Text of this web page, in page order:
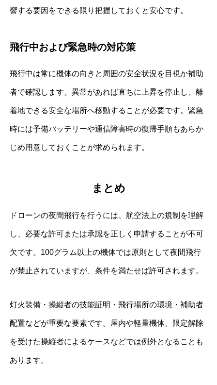
響する要因をできる限り把握しておくと安心です。
飛行中および緊急時の対応策
飛行中は常に機体の向きと周囲の安全状況を目視か補助
者で確認します。異常があれば直ちに上昇を停止し、離
着地できる安全な場所へ移動することが必要です。緊急
時には予備バッテリーや通信障害時の復帰手順もあらか
じめ用意しておくことが求められます。
まとめ
ドローンの夜間飛行を行うには、航空法上の規制を理解
し、必要な許可または承認を正しく申請することが不可
欠です。100グラム以上の機体では原則として夜間飛行
が禁止されていますが、条件を満たせば許可されます。
灯火装備・操縦者の技能証明・飛行場所の環境・補助者
配置などが重要な要素です。屋内や軽量機体、限定解除
を受けた操縦者によるケースなどでは例外となることも
あります。